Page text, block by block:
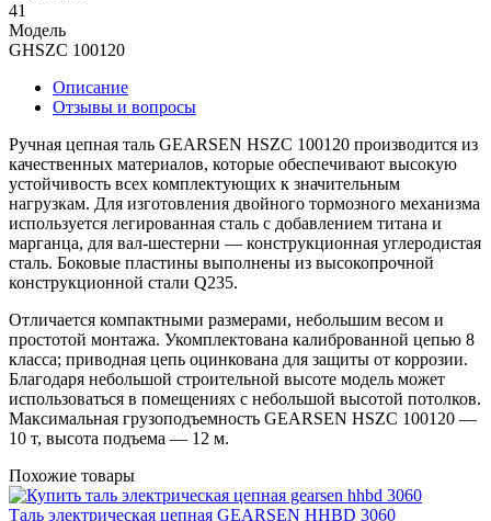
41
Модель
GHSZC 100120
Описание
Отзывы и вопросы
Ручная цепная таль GEARSEN HSZC 100120 производится из
качественных материалов, которые обеспечивают высокую
устойчивость всех комплектующих к значительным
нагрузкам. Для изготовления двойного тормозного механизма
используется легированная сталь с добавлением титана и
марганца, для вал-шестерни — конструкционная углеродистая
сталь. Боковые пластины выполнены из высокопрочной
конструкционной стали Q235.
Отличается компактными размерами, небольшим весом и
простотой монтажа. Укомплектована калиброванной цепью 8
класса; приводная цепь оцинкована для защиты от коррозии.
Благодаря небольшой строительной высоте модель может
использоваться в помещениях с небольшой высотой потолков.
Максимальная грузоподъемность GEARSEN HSZC 100120 —
10 т, высота подъема — 12 м.
Похожие товары
Таль электрическая цепная GEARSEN HHBD 3060